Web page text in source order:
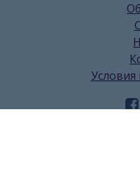
Условия